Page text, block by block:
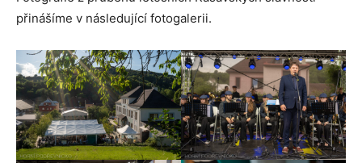
přinášíme v následující fotogalerii.